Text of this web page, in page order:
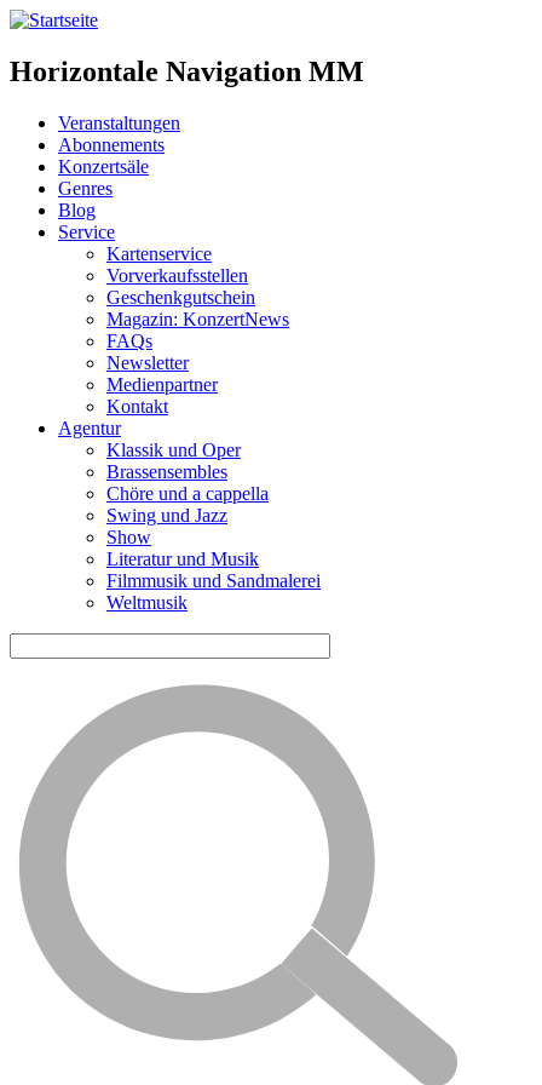
Horizontale Navigation MM
Veranstaltungen
Abonnements
Konzertsäle
Genres
Blog
Service
Kartenservice
Vorverkaufsstellen
Geschenkgutschein
Magazin: KonzertNews
FAQs
Newsletter
Medienpartner
Kontakt
Agentur
Klassik und Oper
Brassensembles
Chöre und a cappella
Swing und Jazz
Show
Literatur und Musik
Filmmusik und Sandmalerei
Weltmusik